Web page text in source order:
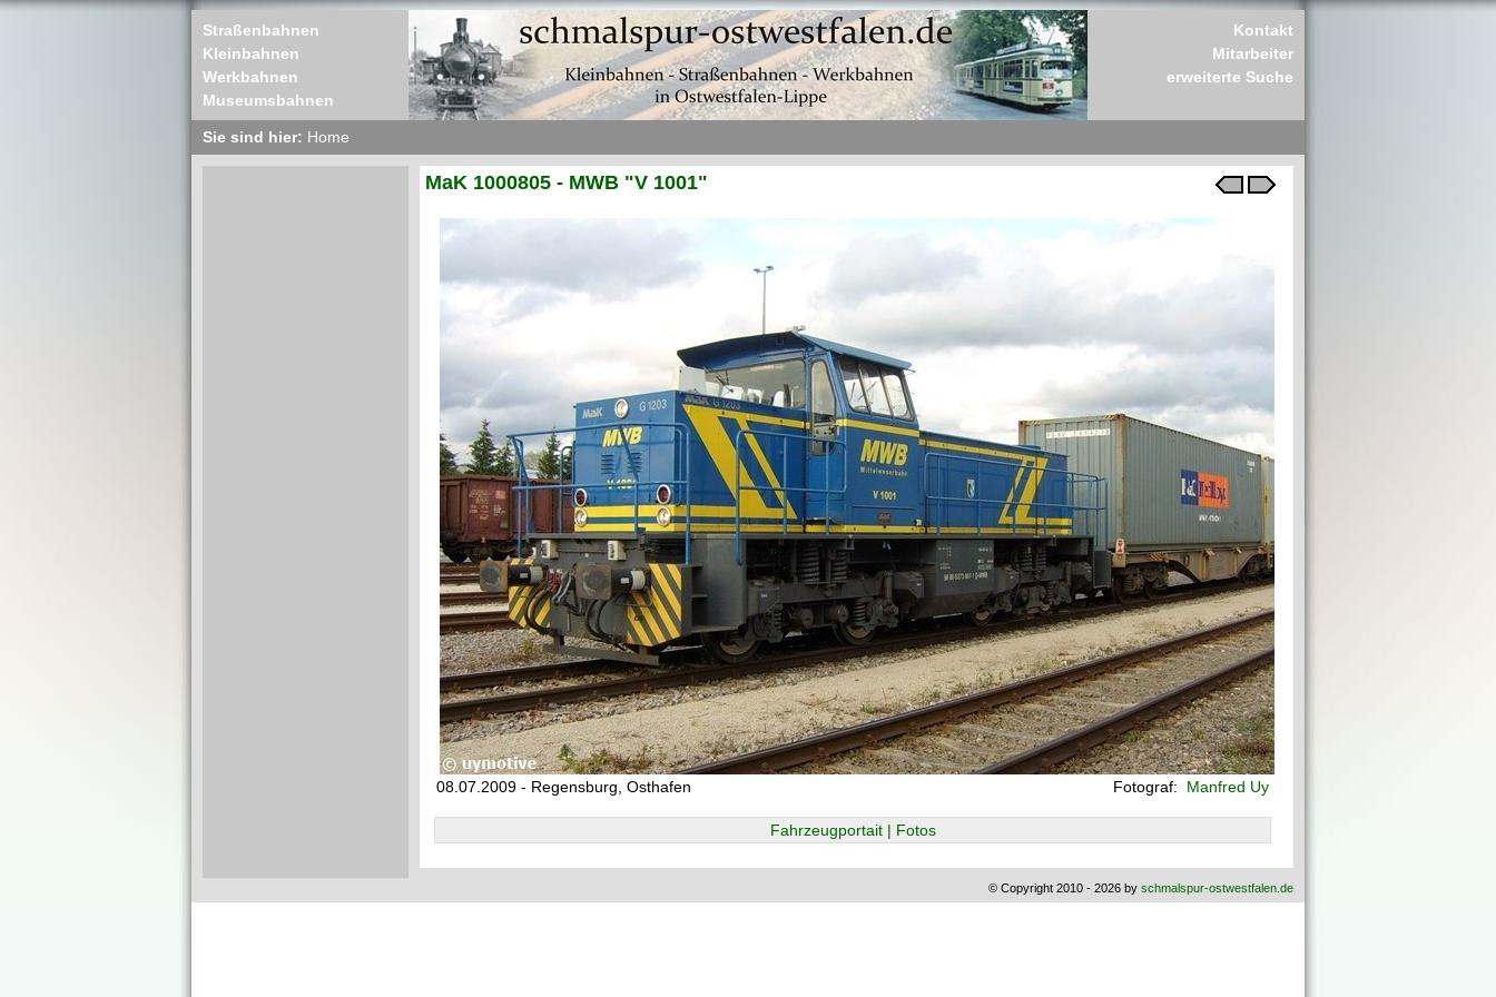
Straßenbahnen
Kleinbahnen
Werkbahnen
Museumsbahnen
Kontakt
Mitarbeiter
erweiterte Suche
Sie sind hier: Home
MaK 1000805 - MWB "V 1001"
08.07.2009 - Regensburg, Osthafen Fotograf: Manfred Uy
Fahrzeugportait | Fotos
© Copyright 2010 - 2026 by schmalspur-ostwestfalen.de